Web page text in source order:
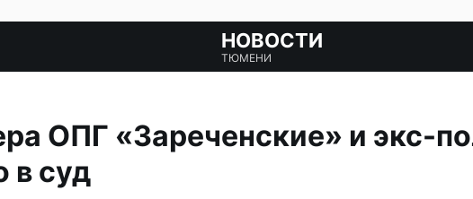
НОВОСТИ
ТЮМЕНИ
ОПГ «Зареченские» и экс-
в суд